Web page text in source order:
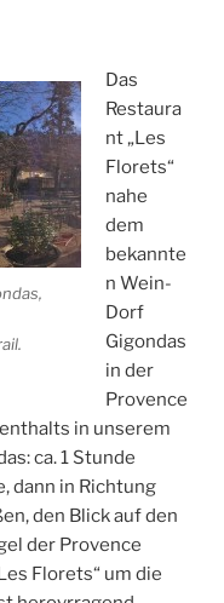
Das
Restaura
nt „Les
Florets“
nahe
dem
bekannte
n Wein-
Dorf
Gigondas
in der
Provence
in unserem
ca. 1 Stunde
dann in Richtung
den Blick auf den
der Provence
Florets“ um die